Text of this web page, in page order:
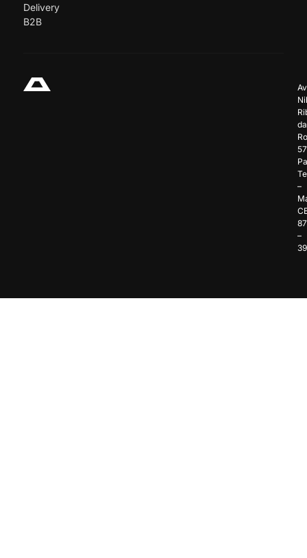
Delivery
B2B
da
–
–